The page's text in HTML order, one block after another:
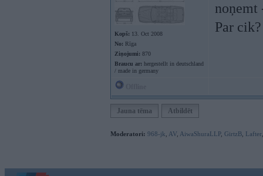
Kopš: 13. Oct 2008
No: Rīga
Ziņojumi: 870
Braucu ar: hergestellt in deutschland
/ made in germany
noņemt
Par cik?
Jauna tēma Atbildēt
Moderatori: 968-jk AV AiwaShuraLLP, GirtzB Lafter